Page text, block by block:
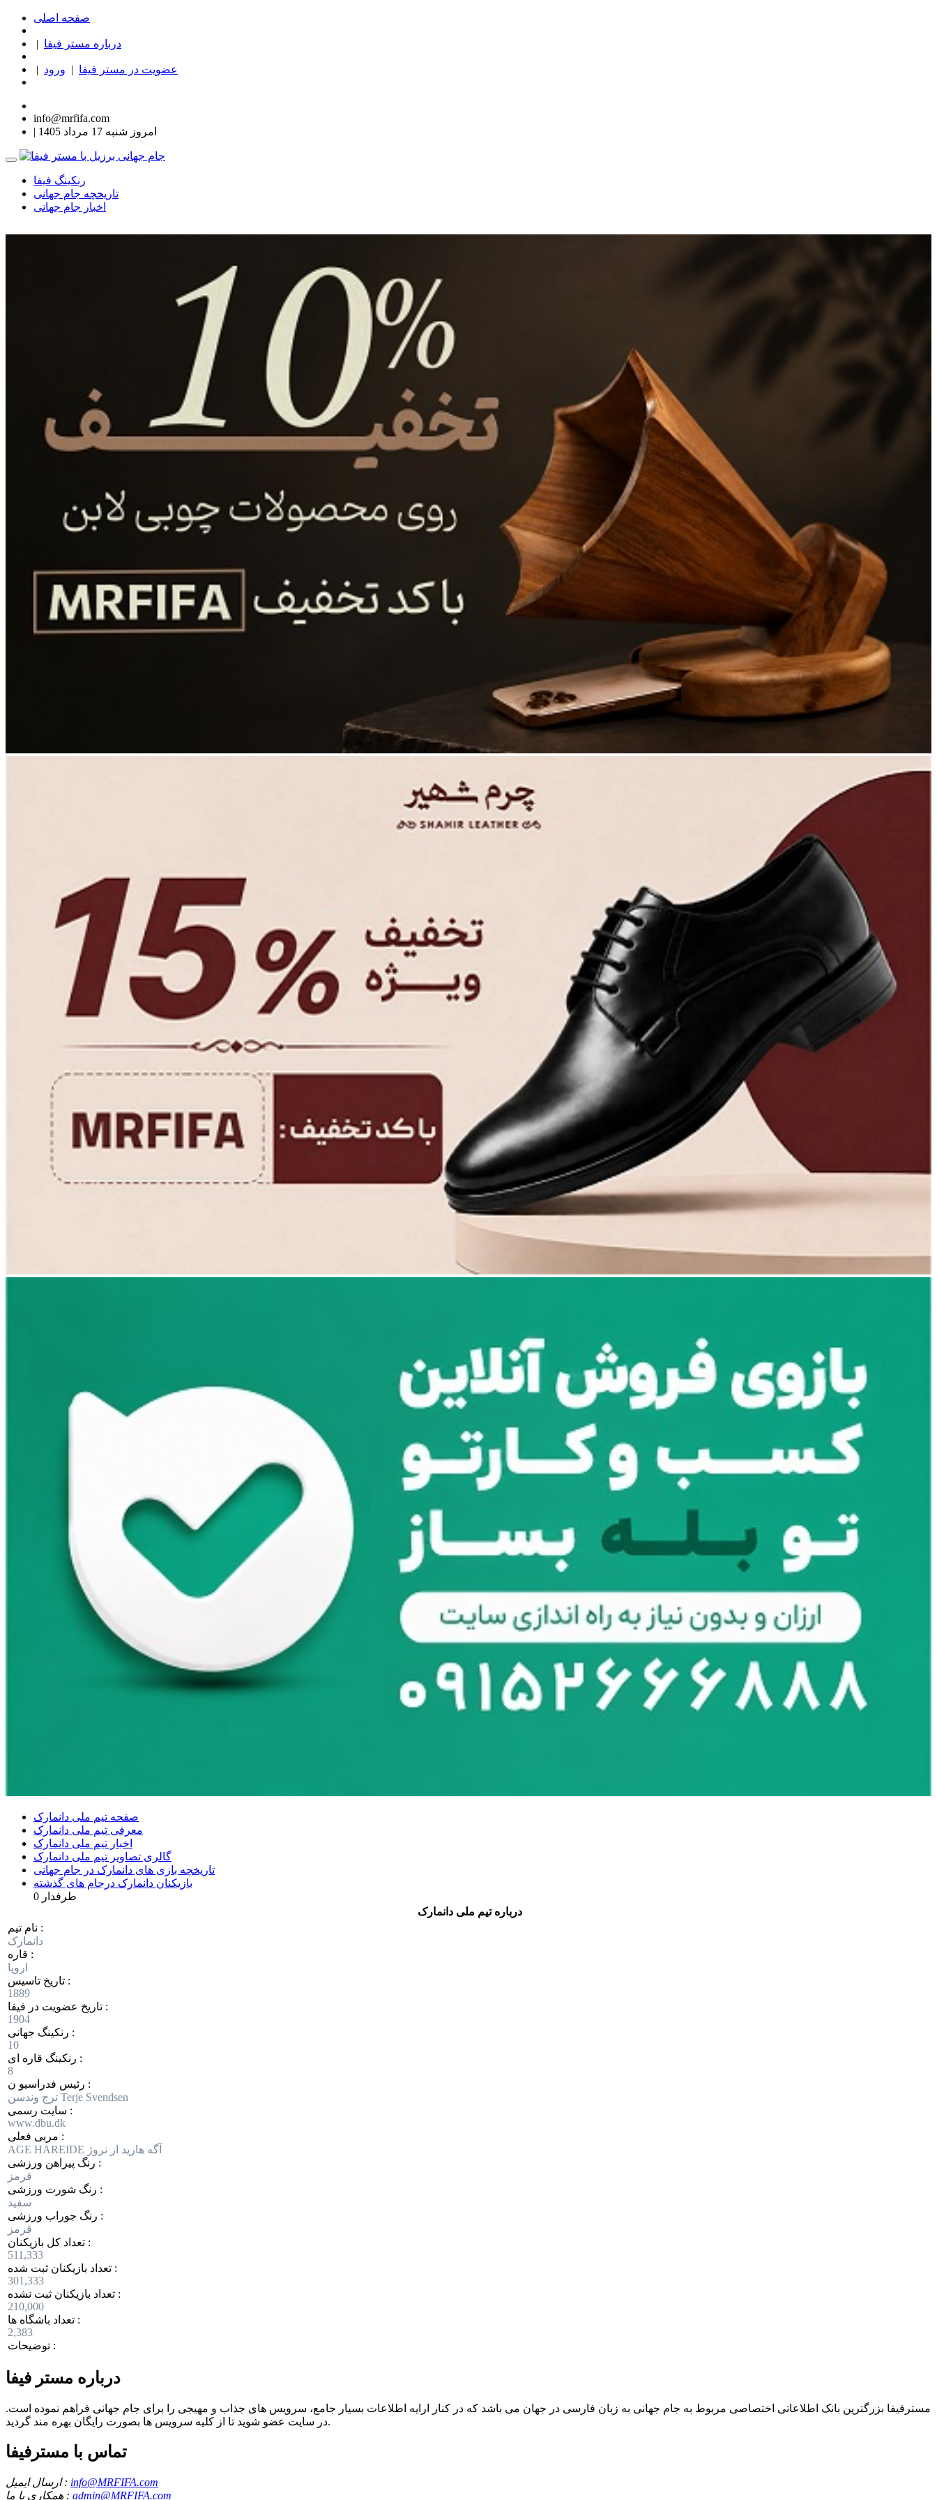
صفحه اصلی
| درباره مستر فیفا
| عضویت در مستر فیفا | ورود
info@mrfifa.com
| امروز شنبه 17 مرداد 1405
رنکینگ فیفا
تاریخچه جام جهانی
اخبار جام جهانی
صفحه تیم ملی دانمارک
معرفی تیم ملی دانمارک
اخبار تیم ملی دانمارک
گالری تصاویر تیم ملی دانمارک
تاریخچه بازی های دانمارک در جام جهانی
بازیکنان دانمارک درجام های گذشته
0 طرفدار
درباره تیم ملی دانمارک
نام تیم :
قاره :
تاریخ تاسیس :
1889
تاریخ عضویت در فیفا :
1904
رنکینگ جهانی :
10
رنکینگ قاره ای :
8
رئیس فدراسیو ن :
ترج وندسن Terje Svendsen
سایت رسمی :
www.dbu.dk
مربی فعلی :
رنگ پیراهن ورزشی :
رنگ شورت ورزشی :
رنگ جوراب ورزشی :
تعداد کل بازیکنان :
511,333
تعداد بازیکنان ثبت شده :
301,333
تعداد بازیکنان ثبت نشده :
210,000
تعداد باشگاه ها :
2,383
توضیحات :
درباره مستر فیفا
مسترفیفا بزرگترین بانک اطلاعاتی اختصاصی مربوط به جام جهانی به زبان فارسی در جهان می باشد که در کنار ارایه اطلاعات بسیار جامع، سرویس های جذاب و مهیجی را برای جام جهانی فراهم نموده است.
در سایت عضو شوید تا از کلیه سرویس ها بصورت رایگان بهره مند گردید.
تماس با مسترفیفا
ارسال ایمیل : info@MRFIFA.com
همکاری با ما : admin@MRFIFA.com